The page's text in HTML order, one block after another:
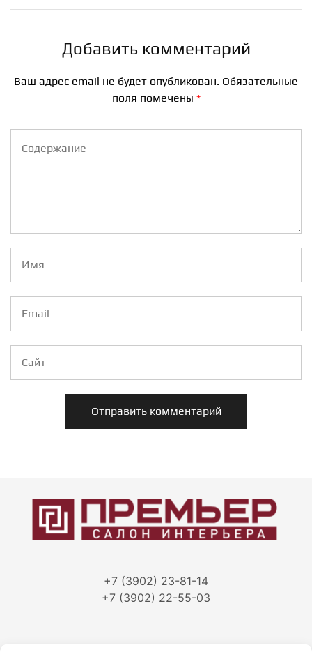
Добавить комментарий
Ваш адрес email не будет опубликован. Обязательные
поля помечены *
+7 (3902) 23-81-14
+7 (3902) 22-55-03